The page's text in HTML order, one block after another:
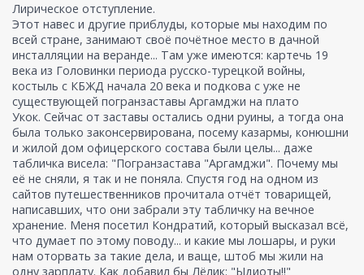
Лирическое отступление.
Этот навес и другие приблуды, которые мы находим по
всей стране, занимают своё почётное место в дачной
инсталляции на веранде... Там уже имеются: картечь 19
века из Головинки периода русско-турецкой войны,
костыль с КБЖД начала 20 века и подкова с уже не
существующей погранзаставы Аргамджи на плато
Укок. Сейчас от заставы остались одни руины, а тогда она
была только законсервирована, посему казармы, конюшни
и жилой дом офицерского состава были целы... даже
табличка висела: "Погранзастава "Аргамджи". Почему мы
её не сняли, я так и не поняла. Спустя год на одном из
сайтов путешественников прочитала отчёт товарищей,
написавших, что они забрали эту табличку на вечное
хранение. Меня посетил Кондратий, который высказал всё,
что думает по этому поводу... и какие мы лошары, и руки
нам оторвать за такие дела, и ваще, штоб мы жили на
одну зарплату. Как добавил бы Лёлик: "Ыдиоты!!"